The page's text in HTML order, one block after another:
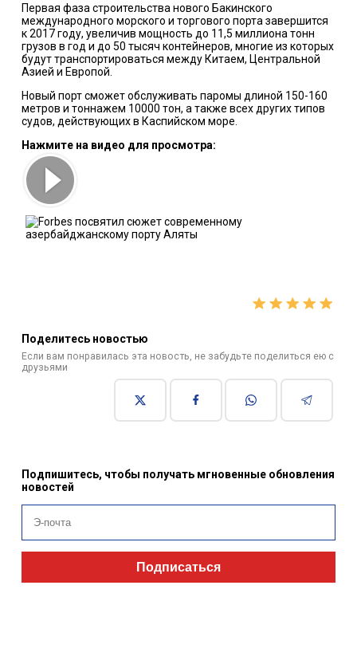
Первая фаза строительства нового Бакинского
международного морского и торгового порта завершится
к 2017 году, увеличив мощность до 11,5 миллиона тонн
грузов в год и до 50 тысяч контейнеров, многие из которых
будут транспортироваться между Китаем, Центральной
Азией и Европой.
Новый порт сможет обслуживать паромы длиной 150-160
метров и тоннажем 10000 тон, а также всех других типов
судов, действующих в Каспийском море.
Нажмите на видео для просмотра:
Поделитесь новостью
Если вам понравилась эта новость, не забудьте поделиться ею с
друзьями
Подпишитесь, чтобы получать мгновенные обновления
новостей
Подписаться